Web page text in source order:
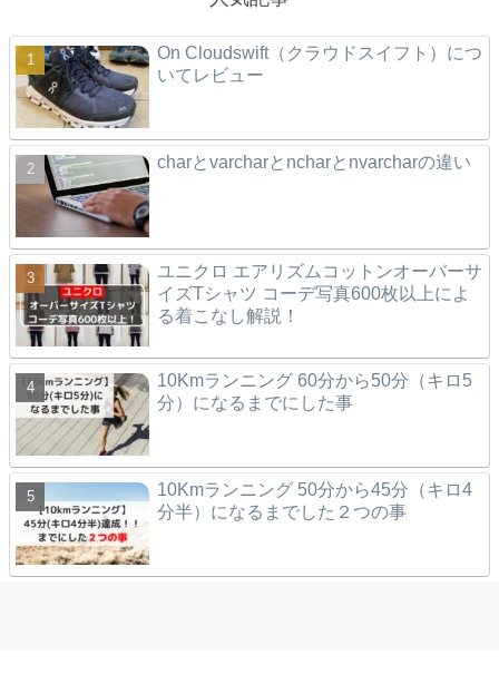
On Cloudswift（クラウドスイフト）につ
いてレビュー
charとvarcharとncharとnvarcharの違い
ユニクロ エアリズムコットンオーバーサ
イズTシャツ コーデ写真600枚以上によ
る着こなし解説！
10Kmランニング 60分から50分（キロ5
分）になるまでにした事
10Kmランニング 50分から45分（キロ4
分半）になるまでした２つの事